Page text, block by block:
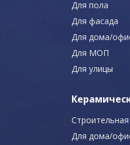
Для пола
Для фасада
Для дома/
Для МОП
Для улицы
Для дома/